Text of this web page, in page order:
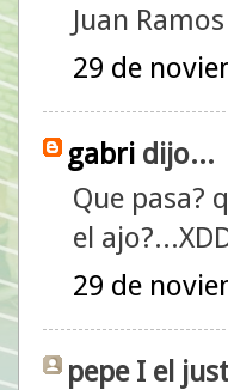
Juan Ramos
29 de
gabri dijo...
Que pasa?
el
29 de
pepe I el